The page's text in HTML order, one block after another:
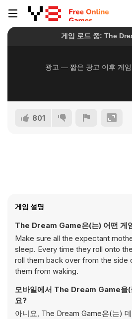
801
게임 설명
The Dream Game은(는) 어떤 게
Make sure all the expectant
sleep. Every time they roll onto
roll them back over from the side
them from waking.
모바일에서 The Dream Game을(
요?
아니요, The Dream Game은(는)